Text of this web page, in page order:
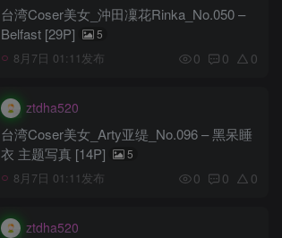
台湾Coser美女_沖田凜花Rinka_No.050 –
Belfast [29P]
5
8月7日 01:11发布 0 0 0
ztdha520
台湾Coser美女_Arty亚缇_No.096 – 黑呆睡
衣 主题写真 [14P]
5
8月7日 01:11发布 0 0 0
ztdha520